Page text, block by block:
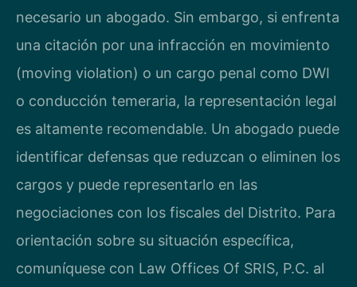
necesario un abogado. Sin embargo, si enfrenta
una citación por una infracción en movimiento
(moving violation) o un cargo penal como DWI
o conducción temeraria, la representación legal
es altamente recomendable. Un abogado puede
identificar defensas que reduzcan o eliminen los
cargos y puede representarlo en las
negociaciones con los fiscales del Distrito. Para
orientación sobre su situación específica,
comuníquese con Law Offices Of SRIS, P.C. al